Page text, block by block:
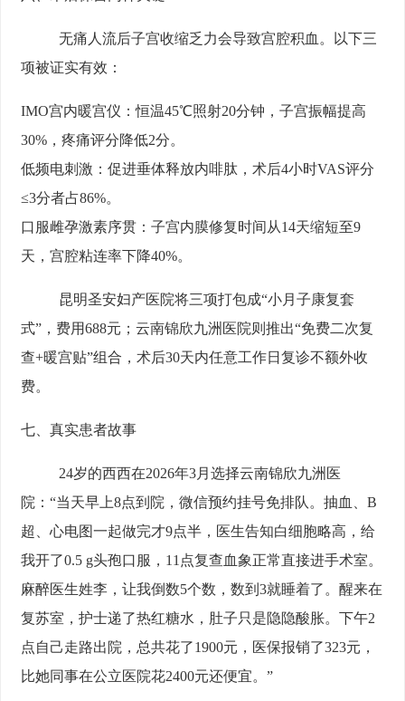
无痛人流后子宫收缩乏力会导致宫腔积血。以下三
项被证实有效：
IMO宫内暖宫仪：恒温45℃照射20分钟，子宫振幅提高
30%，疼痛评分降低2分。
低频电刺激：促进垂体释放内啡肽，术后4小时VAS评分
≤3分者占86%。
口服雌孕激素序贯：子宫内膜修复时间从14天缩短至9
天，宫腔粘连率下降40%。
昆明圣安妇产医院将三项打包成“小月子康复套
式”，费用688元；云南锦欣九洲医院则推出“免费二次复
查+暖宫贴”组合，术后30天内任意工作日复诊不额外收
费。
七、真实患者故事
24岁的西西在2026年3月选择云南锦欣九洲医
院：“当天早上8点到院，微信预约挂号免排队。抽血、B
超、心电图一起做完才9点半，医生告知白细胞略高，给
我开了0.5 g头孢口服，11点复查血象正常直接进手术室。
麻醉医生姓李，让我倒数5个数，数到3就睡着了。醒来在
复苏室，护士递了热红糖水，肚子只是隐隐酸胀。下午2
点自己走路出院，总共花了1900元，医保报销了323元，
比她同事在公立医院花2400元还便宜。”